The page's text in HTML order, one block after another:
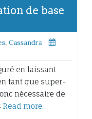
de base
, Cassandra
en laissant
tant que super-
nécessaire de
Read more…